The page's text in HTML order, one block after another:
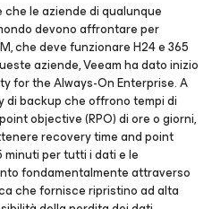
le aziende di qualunque
devono affrontare per
che deve funzionare H24 e 365
aziende, Veeam ha dato inizio
for the Always-On Enterprise. A
backup che offrono tempi di
objective (RPO) di ore o giorni,
recovery time and point
minuti per tutti i dati e le
fondamentalmente attraverso
che fornisce ripristino ad alta